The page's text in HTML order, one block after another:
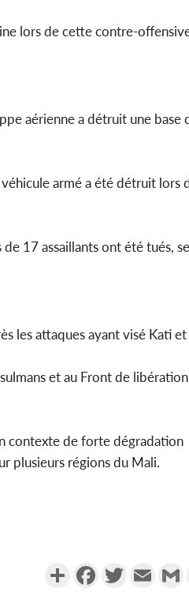
lors de cette contre-
aérienne a détruit une base
armé a été détruit lors
17 assaillants ont été tués,
les attaques ayant visé Kati
et au Front de
contexte de forte dégradation
plusieurs régions du Mali.
PartagerFacebookTwitterEmail